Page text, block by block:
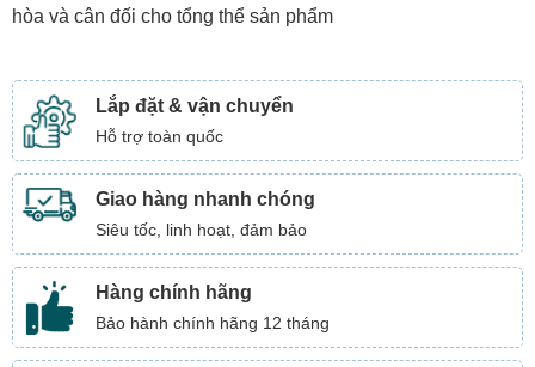
hòa và cân đối cho tổng thể sản phẩm
Lắp đặt & vận chuyển
Hỗ trợ toàn quốc
Giao hàng nhanh chóng
Siêu tốc, linh hoạt, đảm bảo
Hàng chính hãng
Bảo hành chính hãng 12 tháng